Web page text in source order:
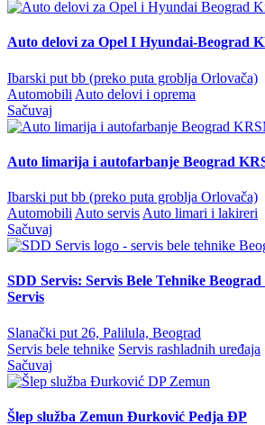
Auto delovi za Opel I Hyundai-Beograd
Ibarski put bb (preko puta groblja Orlovača)
Automobili Auto delovi i oprema
Sačuvaj
Auto limarija i autofarbanje Beograd
Ibarski put bb (preko puta groblja Orlovača)
Automobili Auto servis Auto limari i lakireri
Sačuvaj
SDD Servis: Servis Bele Tehnike
Servis
Slanački put 26, Palilula, Beograd
Servis bele tehnike Servis rashladnih uređaja
Sačuvaj
Šlep služba Zemun Đurković Pedja ĐP